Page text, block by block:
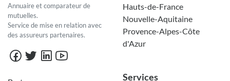
Annuaire et comparateur de
mutuelles.
Service de mise en relation avec
des assureurs partenaires.
Hauts-de-France
Nouvelle-Aquitaine
Provence-Alpes-Côte
d'Azur
Services